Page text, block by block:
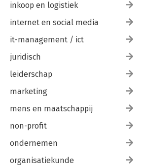
inkoop en logistiek
internet en social media
it-management / ict
juridisch
leiderschap
marketing
mens en maatschappij
non-profit
ondernemen
organisatiekunde